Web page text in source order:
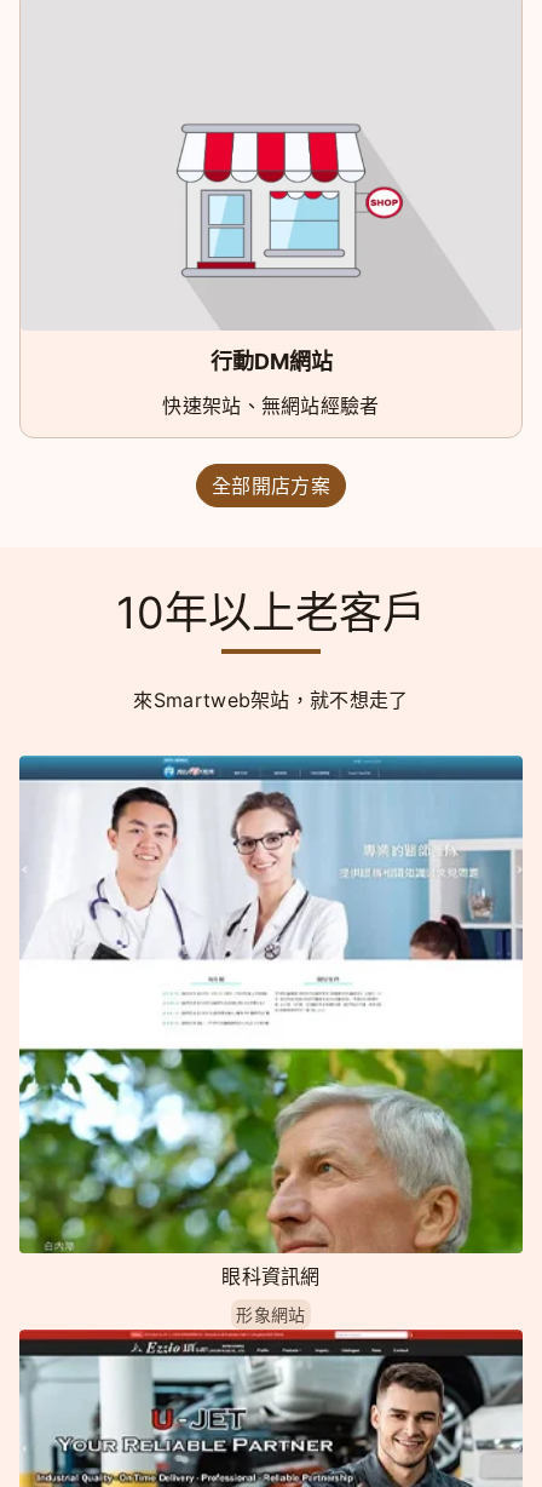
行動DM網站
快速架站、無網站經驗者
全部開店方案
10年以上老客戶
來Smartweb架站，就不想走了
眼科資訊網
形象網站